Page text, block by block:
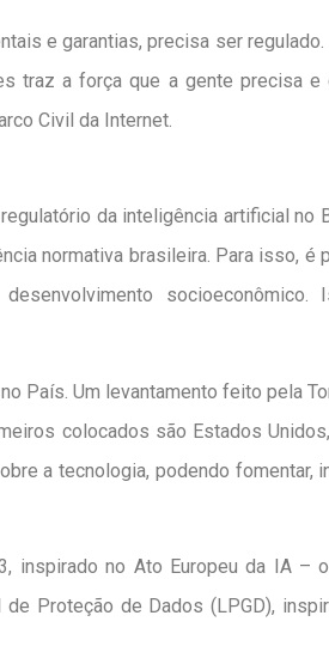
e garantias, precisa ser
traz a força que a gente precisa e
Civil da Internet.
da inteligência artificial no
normativa brasileira. Para isso,
País. Um levantamento feito pela
colocados são Estados
a tecnologia, podendo fomentar,
no Ato Europeu da IA –
Proteção de Dados (LPGD),